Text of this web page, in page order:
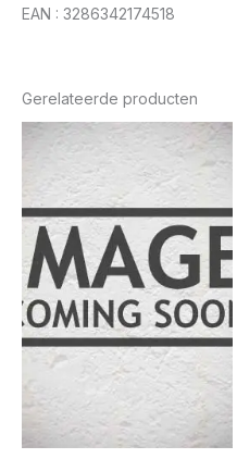
EAN : 3286342174518
Gerelateerde producten